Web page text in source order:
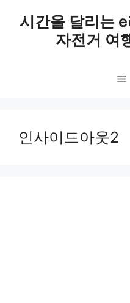
시간을 달리는
자전거 여
인사이드아웃2